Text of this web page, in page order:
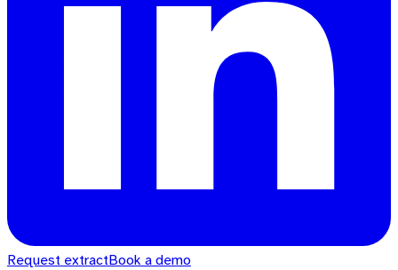
Request extractBook a demo